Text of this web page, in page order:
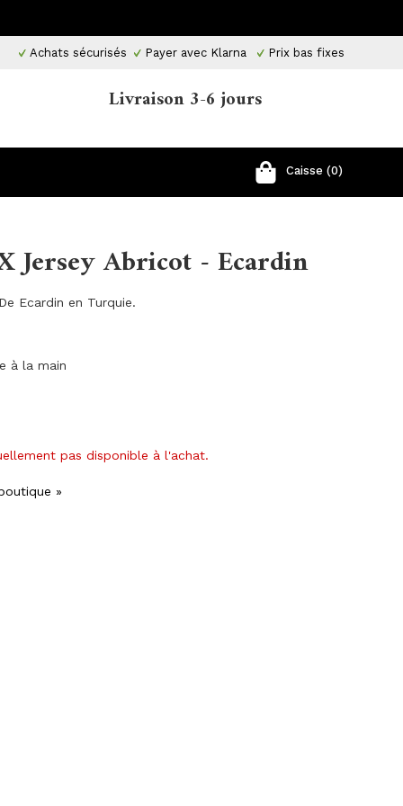
Achats sécurisés Payer avec Klarna Prix ​​bas fixes
Livraison 3-6 jours
Caisse (0)
Jersey Abricot - Ecardin
Ecardin en Turquie.
à la main
pas disponible à l'achat.
»